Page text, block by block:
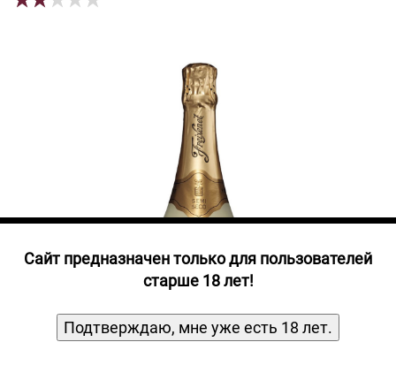
Продукты, Посуда, Аксессуары
Cайт предназначен только для пользователей
старше 18 лет!
Подтверждаю, мне уже есть 18 лет.